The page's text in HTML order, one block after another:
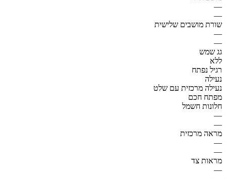
—
—
שורת מושבים שלישית
—
—
גג שמש
ללא
רגיל נפתח
נעילה
נעילה מרכזית עם שלט
מפתח חכם
חלונות חשמל
—
—
מראה מרכזית
—
—
מראות צד
—